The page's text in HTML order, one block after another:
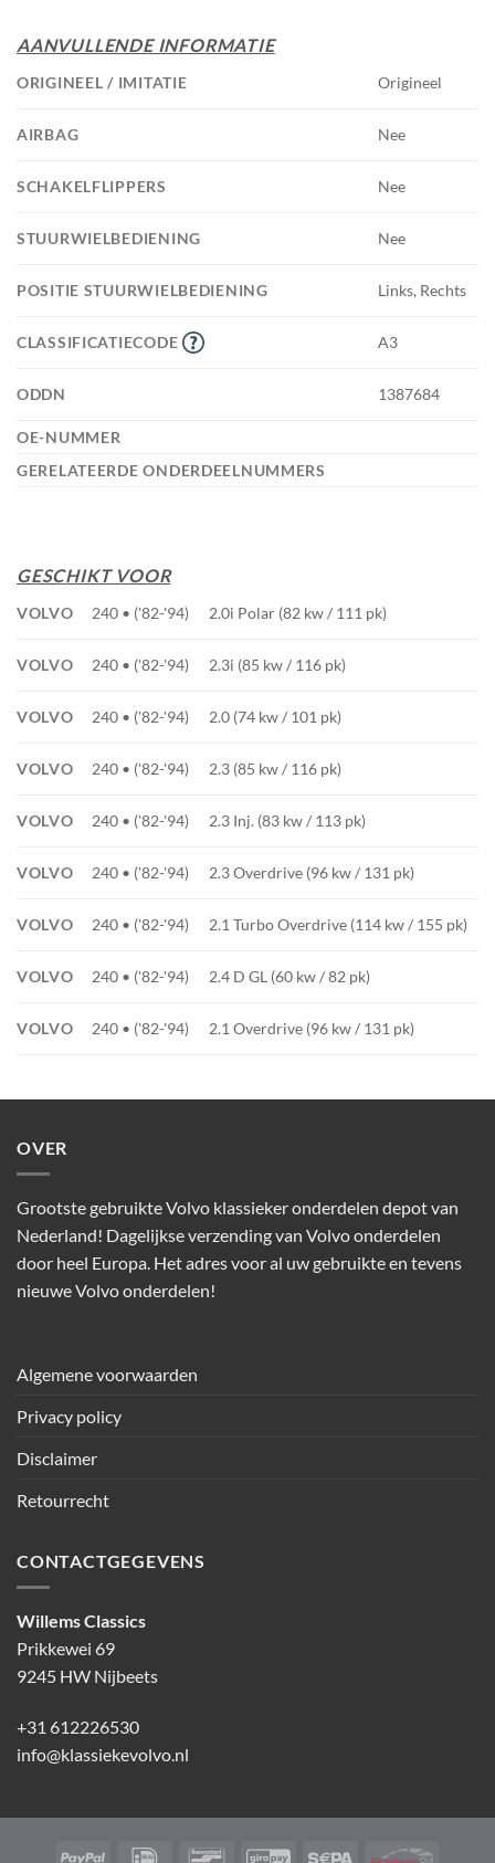
AANVULLENDE INFORMATIE
ORIGINEEL / IMITATIE Origineel
AIRBAG Nee
SCHAKELFLIPPERS Nee
STUURWIELBEDIENING Nee
POSITIE STUURWIELBEDIENING Links, Rechts
CLASSIFICATIECODE A3
ODDN 1387684
OE-NUMMER
GERELATEERDE ONDERDEELNUMMERS
GESCHIKT VOOR
VOLVO 240 • ('82-'94) 2.0i Polar (82 kw / 111 pk)
VOLVO 240 • ('82-'94) 2.3i (85 kw / 116 pk)
VOLVO 240 • ('82-'94) 2.0 (74 kw / 101 pk)
VOLVO 240 • ('82-'94) 2.3 (85 kw / 116 pk)
VOLVO 240 • ('82-'94) 2.3 Inj. (83 kw / 113 pk)
VOLVO 240 • ('82-'94) 2.3 Overdrive (96 kw / 131 pk)
VOLVO 240 • ('82-'94) 2.1 Turbo Overdrive (114 kw / 155 pk)
VOLVO 240 • ('82-'94) 2.4 D GL (60 kw / 82 pk)
VOLVO 240 • ('82-'94) 2.1 Overdrive (96 kw / 131 pk)
OVER
Grootste gebruikte Volvo klassieker onderdelen depot van
Nederland! Dagelijkse verzending van Volvo onderdelen
door heel Europa. Het adres voor al uw gebruikte en tevens
nieuwe Volvo onderdelen!
Algemene voorwaarden
Privacy policy
Disclaimer
Retourrecht
CONTACTGEGEVENS
Willems Classics
Prikkewei 69
9245 HW Nijbeets
+31 612226530
info@klassiekevolvo.nl